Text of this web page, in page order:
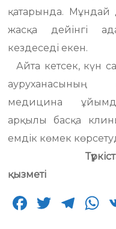
қатарында. Мұндай
жасқа дейінгі
кездеседі екен.
Айта кетсек, күн
ауруханасының
медицина
арқылы басқа
емдік көмек
Түркістан
қызметі
F
T
T